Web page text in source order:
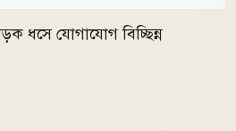
ধসে যোগাযোগ বিচ্ছিন্ন